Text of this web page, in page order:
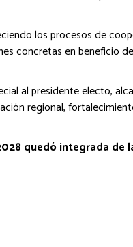
los procesos de
concretas en beneficio
al presidente electo,
regional,
quedó integrada de